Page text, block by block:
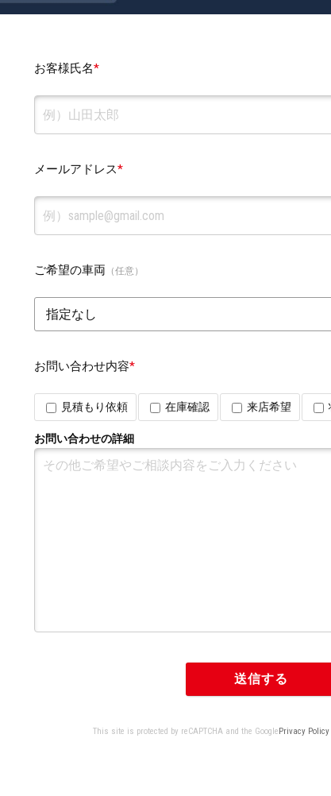
お客様氏名*
メールアドレス*
ご希望の車両 （任意）
お問い合わせ内容*
見積もり依頼 在庫確認 来店希望
お問い合わせの詳細
This site is protected by reCAPTCHA and the GooglePrivacy Policy